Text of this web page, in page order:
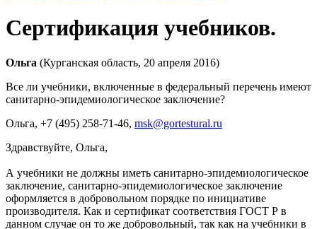
Сертификация учебников.
Ольга (Курганская область, 20 апреля 2016)
Все ли учебники, включенные в федеральный перечень имеют
санитарно-эпидемиологическое заключение?
Ольга, +7 (495) 258-71-46, msk@gortestural.ru
Здравствуйте, Ольга,
А учебники не должны иметь санитарно-эпидемиологическое
заключение, санитарно-эпидемиологическое заключение
оформляется в добровольном порядке по инициативе
производителя. Как и сертификат соответствия ГОСТ Р в
данном случае он то же добровольный, так как на учебники в